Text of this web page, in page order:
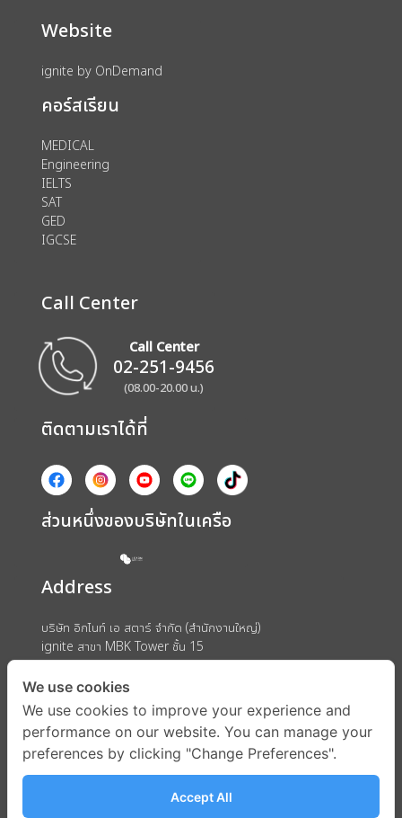
Website
ignite by OnDemand
คอร์สเรียน
MEDICAL
Engineering
IELTS
SAT
GED
IGCSE
Call Center
Call Center
02-251-9456
(08.00-20.00 น.)
ติดตามเราได้ที่
ส่วนหนึ่งของบริษัทในเครือ
Address
บริษัท อิกไนท์ เอ สตาร์ จำกัด (สำนักงานใหญ่)
ignite สาขา MBK Tower ชั้น 15
ถนนพญาไท แขวงวังใหม่ เขตปทุมวัน กรุงเทพมหานคร 10330
We use cookies
We use cookies to improve your experience and
performance on our website. You can manage your
preferences by clicking "Change Preferences".
Accept All